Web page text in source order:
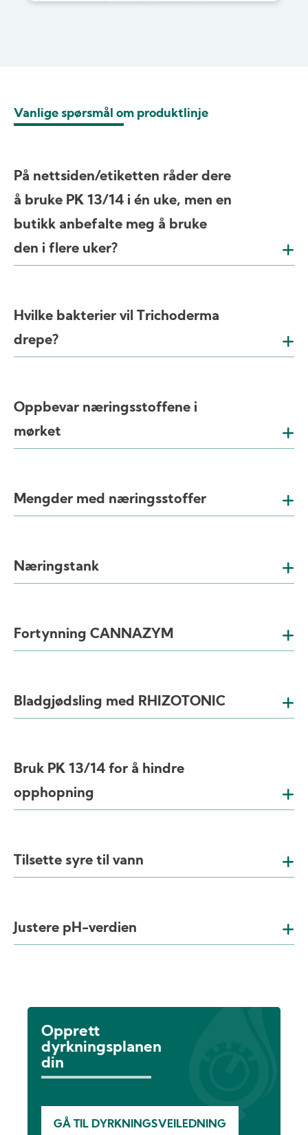
Vanlige spørsmål om produktlinje
På nettsiden/etiketten råder dere
å bruke PK 13/14 i én uke, men en
butikk anbefalte meg å bruke
den i flere uker?
Hvilke bakterier vil Trichoderma
drepe?
Oppbevar næringsstoffene i
mørket
Mengder med næringsstoffer
Næringstank
Fortynning CANNAZYM
Bladgjødsling med RHIZOTONIC
Bruk PK 13/14 for å hindre
opphopning
Tilsette syre til vann
Justere pH-verdien
Opprett
dyrkningsplanen
din
GÅ TIL DYRKNINGSVEILEDNING